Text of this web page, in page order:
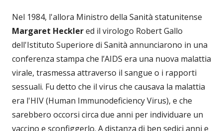
Nel 1984, l'allora Ministro della Sanità statunitense
Margaret Hecklered il virologo Robert Gallo
dell'Istituto Superiore di Sanità annunciarono in una
conferenza stampa che l’AIDS era una nuova malattia
virale, trasmessa attraverso il sangue o i rapporti
sessuali. Fu detto che il virus che causava la malattia
era l'HIV (Human Immunodeficiency Virus), e che
sarebbero occorsi circa due anni per individuare un
vaccino e sconfiggerlo. A distanza di ben sedici anni e